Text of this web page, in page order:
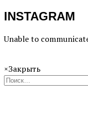
INSTAGRAM
Unable to
×Закрыть